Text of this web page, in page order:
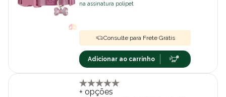
na assinatura polipet
Consulte para Frete Grátis
Adicionar ao carrinho
+ opções